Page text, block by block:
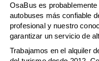
OsaBus es
autobuses más confiable
profesional y nuestro
garantizar un servicio de
Trabajamos en el alquiler